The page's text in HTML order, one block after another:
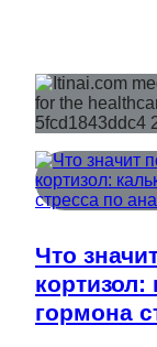
Что
кортизол:
гормона